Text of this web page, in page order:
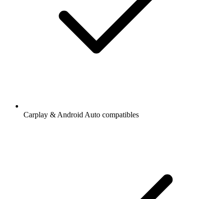
Carplay & Android Auto compatibles